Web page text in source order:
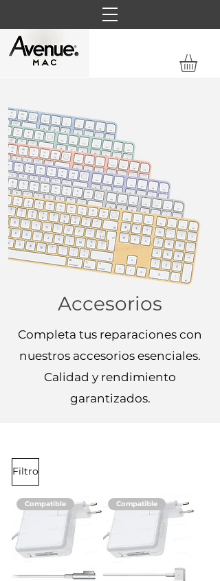
Accesorios
Completa tus reparaciones con
nuestros accesorios esenciales.
Calidad y rendimiento
garantizados.
Filtro
Compatible Compatible